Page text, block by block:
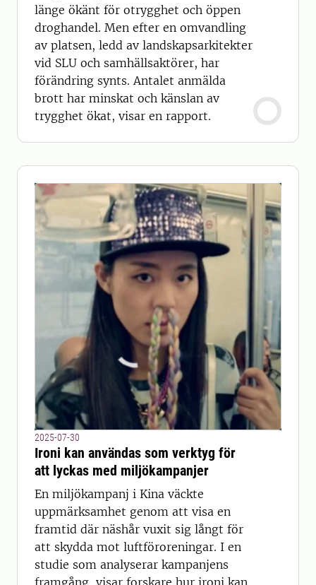
länge ökänt för otrygghet och öppen
droghandel. Men efter en omvandling
av platsen, ledd av landskapsarkitekter
vid SLU och samhällsaktörer, har
förändring synts. Antalet anmälda
brott har minskat och känslan av
trygghet ökat, visar en rapport.
2025-07-30
Ironi kan användas som verktyg för
att lyckas med miljökampanjer
En miljökampanj i Kina väckte
uppmärksamhet genom att visa en
framtid där näshår vuxit sig långt för
att skydda mot luftföroreningar. I en
studie som analyserar kampanjens
framgång, visar forskare hur ironi kan